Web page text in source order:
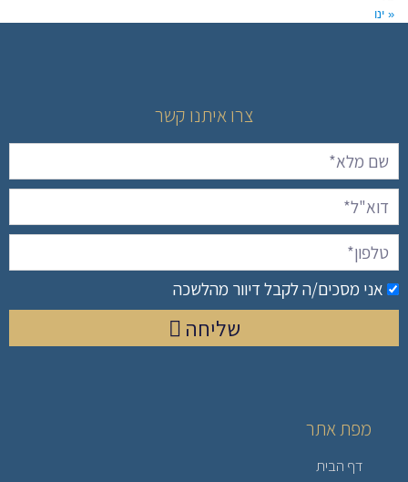
« ינו
צרו איתנו קשר
אני מסכים/ה לקבל דיוור מהלשכה
שליחה
מפת אתר
דף הבית